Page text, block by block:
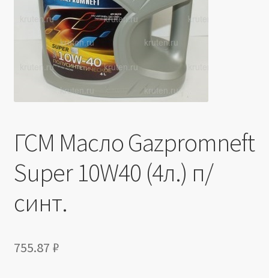
Юридические данные
ГСМ Масло Gazpromneft
Super 10W40 (4л.) п/
синт.
755.87 ₽